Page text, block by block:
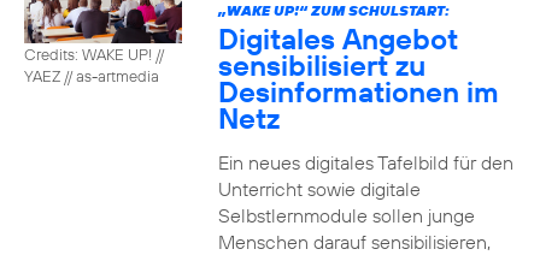
Credits: WAKE UP! //
YAEZ // as-artmedia
„WAKE UP!“ ZUM SCHULSTART:
Digitales Angebot
sensibilisiert zu
Desinformationen im
Netz
Ein neues digitales Tafelbild für den
Unterricht sowie digitale
Selbstlernmodule sollen junge
Menschen darauf sensibilisieren,